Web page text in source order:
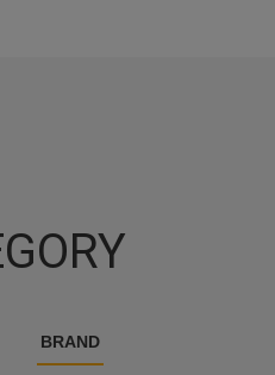
BRAND